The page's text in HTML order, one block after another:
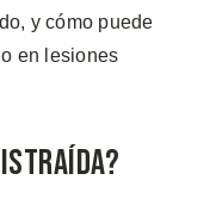
y cómo puede
en lesiones